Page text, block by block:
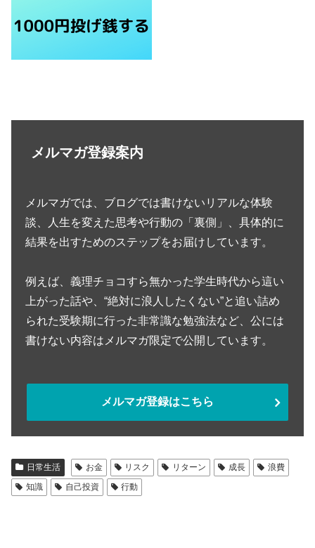
メルマガ登録案内
メルマガでは、ブログでは書けないリアルな体験
談、人生を変えた思考や行動の「裏側」、具体的に
結果を出すためのステップをお届けしています。
例えば、義理チョコすら無かった学生時代から這い
上がった話や、“絶対に浪人したくない”と追い詰め
られた受験期に行った非常識な勉強法など、公には
書けない内容はメルマガ限定で公開しています。
メルマガ登録はこちら
日常生活 お金 リスク リターン 成長
浪費
知識
自己投資 行動